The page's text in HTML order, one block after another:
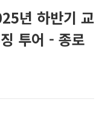
년 하반기 교
투어 - 종로